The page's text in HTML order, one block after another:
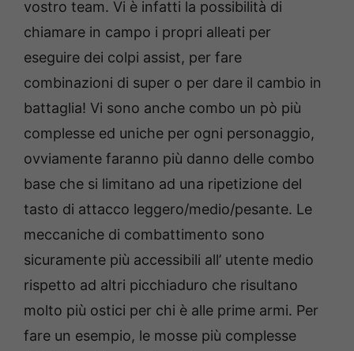
vostro team. Vi è infatti la possibilità di
chiamare in campo i propri alleati per
eseguire dei colpi assist, per fare
combinazioni di super o per dare il cambio in
battaglia! Vi sono anche combo un pò più
complesse ed uniche per ogni personaggio,
ovviamente faranno più danno delle combo
base che si limitano ad una ripetizione del
tasto di attacco leggero/medio/pesante. Le
meccaniche di combattimento sono
sicuramente più accessibili all’ utente medio
rispetto ad altri picchiaduro che risultano
molto più ostici per chi è alle prime armi. Per
fare un esempio, le mosse più complesse